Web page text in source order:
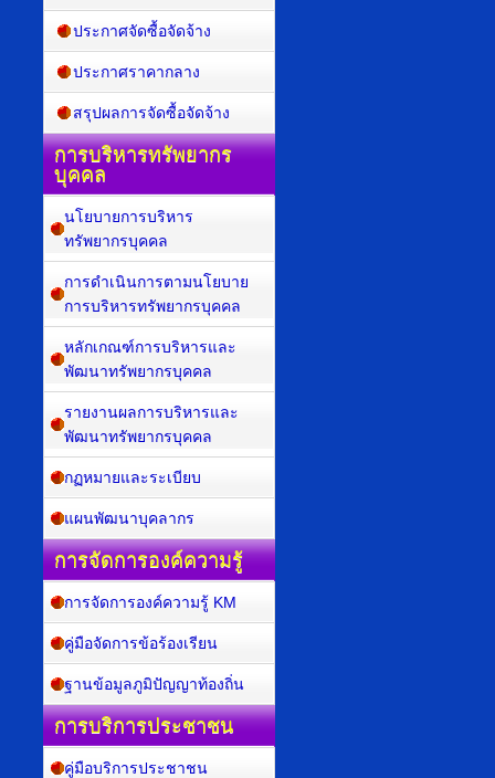
ประกาศจัดซื้อจัดจ้าง
ประกาศราคากลาง
สรุปผลการจัดซื้อจัดจ้าง
การบริหารทรัพยากร
บุคคล
นโยบายการบริหาร
ทรัพยากรบุคคล
การดำเนินการตามนโยบาย
การบริหารทรัพยากรบุคคล
หลักเกณฑ์การบริหารและ
พัฒนาทรัพยากรบุคคล
รายงานผลการบริหารและ
พัฒนาทรัพยากรบุคคล
กฏหมายและระเบียบ
แผนพัฒนาบุคลากร
การจัดการองค์ความรู้
การจัดการองค์ความรู้ KM
คู่มือจัดการข้อร้องเรียน
ฐานข้อมูลภูมิปัญญาท้องถิ่น
การบริการประชาชน
คู่มือบริการประชาชน